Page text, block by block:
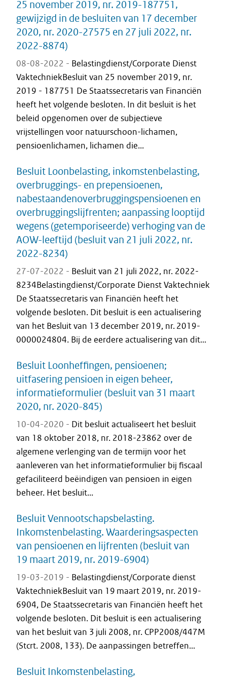
25 november 2019, nr. 2019-187751,
gewijzigd in de besluiten van 17 december
2020, nr. 2020-27575 en 27 juli 2022, nr.
2022-8874)
08-08-2022 - Belastingdienst/Corporate Dienst
VaktechniekBesluit van 25 november 2019, nr.
2019 - 187751 De Staatssecretaris van Financiën
heeft het volgende besloten. In dit besluit is het
beleid opgenomen over de subjectieve
vrijstellingen voor natuurschoon-lichamen,
pensioenlichamen, lichamen die...
Besluit Loonbelasting, inkomstenbelasting,
overbruggings- en prepensioenen,
nabestaandenoverbruggingspensioenen en
overbruggingslijfrenten; aanpassing looptijd
wegens (getemporiseerde) verhoging van de
AOW-leeftijd (besluit van 21 juli 2022, nr.
2022-8234)
27-07-2022 - Besluit van 21 juli 2022, nr. 2022-
8234Belastingdienst/Corporate Dienst Vaktechniek
De Staatssecretaris van Financiën heeft het
volgende besloten. Dit besluit is een actualisering
van het Besluit van 13 december 2019, nr. 2019-
0000024804. Bij de eerdere actualisering van dit...
Besluit Loonheffingen, pensioenen;
uitfasering pensioen in eigen beheer,
informatieformulier (besluit van 31 maart
2020, nr. 2020-845)
10-04-2020 - Dit besluit actualiseert het besluit
van 18 oktober 2018, nr. 2018-23862 over de
algemene verlenging van de termijn voor het
aanleveren van het informatieformulier bij fiscaal
gefaciliteerd beëindigen van pensioen in eigen
beheer. Het besluit...
Besluit Vennootschapsbelasting.
Inkomstenbelasting. Waarderingsaspecten
van pensioenen en lijfrenten (besluit van
19 maart 2019, nr. 2019-6904)
19-03-2019 - Belastingdienst/Corporate dienst
VaktechniekBesluit van 19 maart 2019, nr. 2019-
6904, De Staatssecretaris van Financiën heeft het
volgende besloten. Dit besluit is een actualisering
van het besluit van 3 juli 2008, nr. CPP2008/447M
(Stcrt. 2008, 133). De aanpassingen betreffen...
Besluit Inkomstenbelasting,